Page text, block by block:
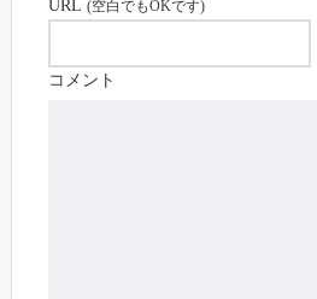
URL (空白でもOKです)
コメント